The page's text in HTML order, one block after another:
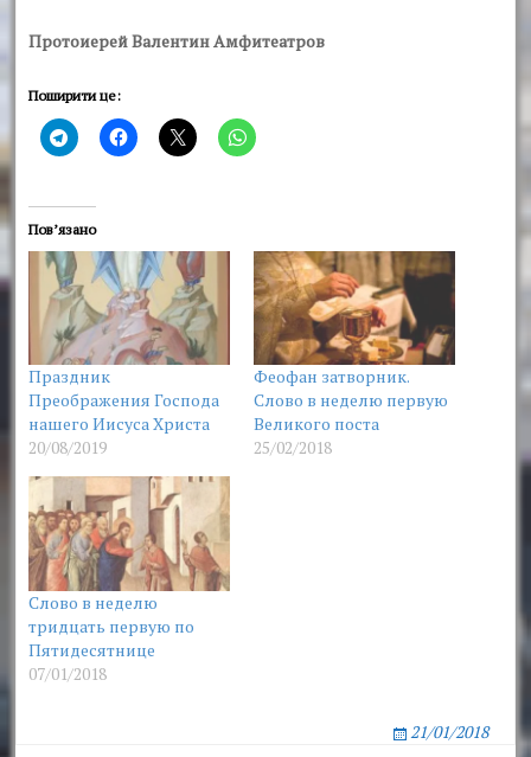
Протоиерей Валентин Амфитеатров
Поширити це:
Пов’язано
Праздник
Преображения Господа
нашего Иисуса Христа
20/08/2019
Феофан затворник.
Слово в неделю первую
Великого поста
25/02/2018
Слово в неделю
тридцать первую по
Пятидесятнице
07/01/2018
21/01/2018